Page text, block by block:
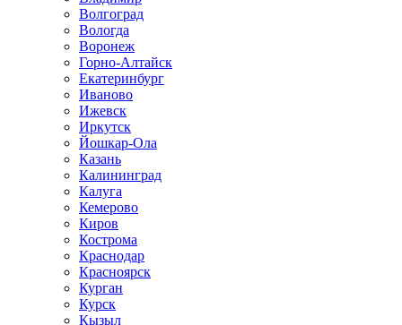
Волгоград
Вологда
Воронеж
Горно-Алтайск
Екатеринбург
Иваново
Ижевск
Иркутск
Йошкар-Ола
Казань
Калининград
Калуга
Кемерово
Киров
Кострома
Краснодар
Красноярск
Курган
Курск
Кызыл